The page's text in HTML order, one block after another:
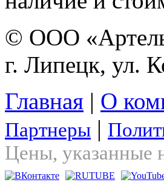
© ООО
г. Липецк, ул.
Главная | О
Партнеры |
Цены, указанные